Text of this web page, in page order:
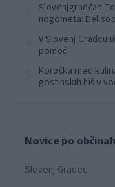
Slovenjgradčan
nogometa: Del
V Slovenj Gradcu
pomoč
Koroška med
gostinskih hiš v
Novice po občinah
Slovenj Gradec